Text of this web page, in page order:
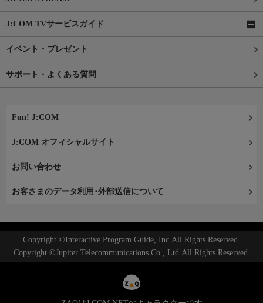
J:COM TVサービスガイド
イベント・プレゼント
サポート・よくある質問
Fun! J:COM
J:COM オフィシャルサイト
お問い合わせ
お客さまのデータ利用･外部送信について
Copyright ©Interactive Program Guide, Inc.All Rights Reserved.
Copyright ©Jupiter Telecommunications Co., Ltd.All Rights Reserved.